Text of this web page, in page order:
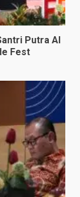
Putra Al
Fest